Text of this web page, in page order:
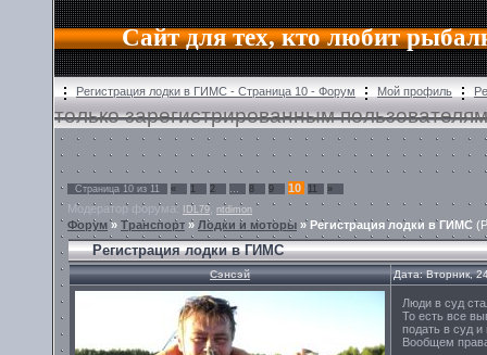
Сайт для тех, кто любит
Регистрация лодки в ГИМС - Страница 10 - Форум Мой профиль
только зарегистрированным
Страница 10 из 11 « 1 2 … 8 9 10 11 »
Модератор форума: IDL79 ntdimon
Форум» Транспорт » Лодки и моторы »Регистрация лодки в ГИМС
Регистрация лодки в ГИМС
Сэнсэй Дата: Вторник,
Люди в суд
То есть все
подать в суд и
Вообщем